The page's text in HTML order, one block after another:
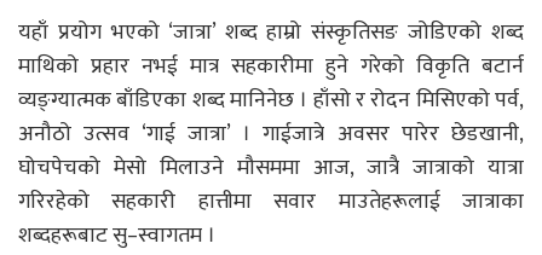
यहाँ प्रयोग भएको ‘जात्रा’ शब्द हाम्रो संस्कृतिसङ जोडिएको शब्द
माथिको प्रहार नभई मात्र सहकारीमा हुने गरेको विकृति बटार्न
व्यङ्ग्यात्मक बाँडिएका शब्द मानिनेछ । हाँसो र रोदन मिसिएको पर्व,
अनौठो उत्सव ‘गाई जात्रा’ । गाईजात्रे अवसर पारेर छेडखानी,
घोचपेचको मेसो मिलाउने मौसममा आज, जात्रै जात्राको यात्रा
गरिरहेको सहकारी हात्तीमा सवार माउतेहरूलाई जात्राका
शब्दहरूबाट सु–स्वागतम ।